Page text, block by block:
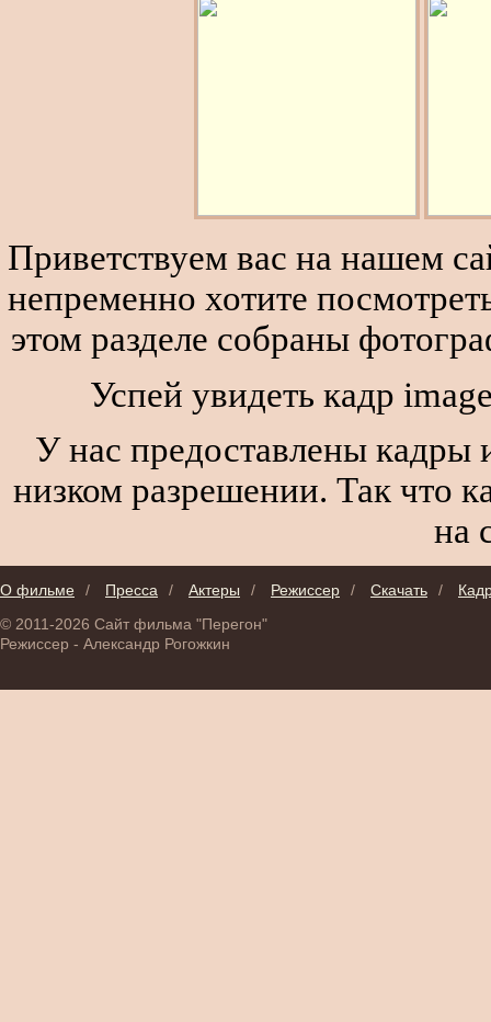
Приветствуем вас на нашем
непременно хотите
этом разделе собраны
Успей увидеть кадр
У нас предоставлены кадры
низком разрешении. Так что
на
О фильме / Пресса / Актеры / Режиссер / Скачать /
© 2011-2026 Сайт фильма "Перегон"
Режиссер - Александр Рогожкин